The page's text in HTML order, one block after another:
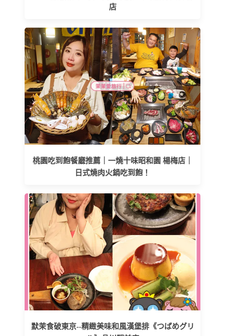
店
桃園吃到飽餐廳推薦｜一燒十味昭和園 楊梅店｜
日式燒肉火鍋吃到飽！
默茉食破東京--精緻美味和風漢堡排《つばめグリ